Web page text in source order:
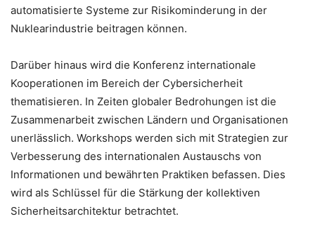
automatisierte Systeme zur Risikominderung in der
Nuklearindustrie beitragen können.
Darüber hinaus wird die Konferenz internationale
Kooperationen im Bereich der Cybersicherheit
thematisieren. In Zeiten globaler Bedrohungen ist die
Zusammenarbeit zwischen Ländern und Organisationen
unerlässlich. Workshops werden sich mit Strategien zur
Verbesserung des internationalen Austauschs von
Informationen und bewährten Praktiken befassen. Dies
wird als Schlüssel für die Stärkung der kollektiven
Sicherheitsarchitektur betrachtet.